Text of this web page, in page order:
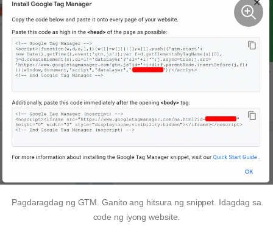
Pagdaragdag ng GTM. Ganito ang hitsura ng snippet. Idagdag sa
code ng iyong website.